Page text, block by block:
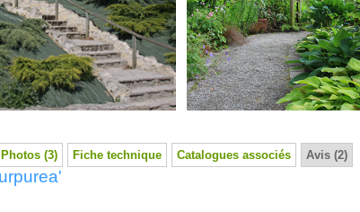
Photos (3) Fiche technique Catalogues associés Avis (2)